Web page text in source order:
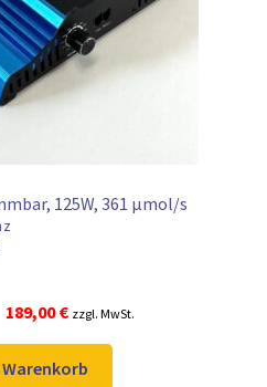
125W, 361 μmol/s
Ursprünglicher
189,00€Aktueller
Preis
ist:
zzgl. MwSt.
Warenkorb